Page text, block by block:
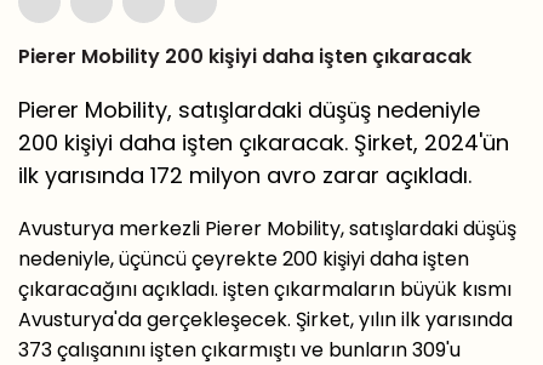
Pierer Mobility 200 kişiyi daha işten çıkaracak
Pierer Mobility, satışlardaki düşüş nedeniyle
200 kişiyi daha işten çıkaracak. Şirket, 2024'ün
ilk yarısında 172 milyon avro zarar açıkladı.
Avusturya merkezli Pierer Mobility, satışlardaki düşüş
nedeniyle, üçüncü çeyrekte 200 kişiyi daha işten
çıkaracağını açıkladı. işten çıkarmaların büyük kısmı
Avusturya'da gerçekleşecek. Şirket, yılın ilk yarısında
373 çalışanını işten çıkarmıştı ve bunların 309'u